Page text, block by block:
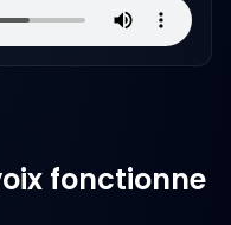
fonctionne